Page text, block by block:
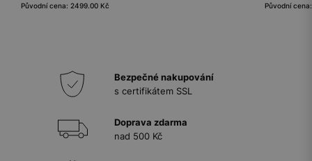
Původní cena: 2499.00 Kč
Původní
Bezpečné nakupování
s certifikátem SSL
Doprava zdarma
nad 500 Kč